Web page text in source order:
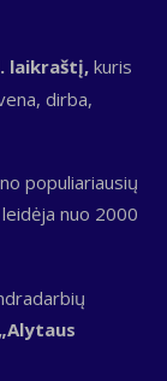
laikraštį,kuris
dirba,
populiariausių
leidėja nuo 2000
„Alytaus